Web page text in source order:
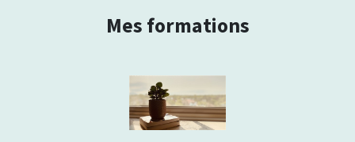
Mes formations